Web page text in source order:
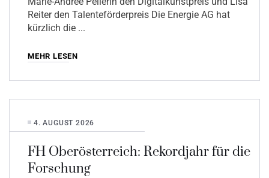
Reiter den Talenteförderpreis Die Energie AG hat
kürzlich die
MEHR LESEN
FH Oberösterreich: Rekordjahr für die
Forschung
4. AUGUST 2026